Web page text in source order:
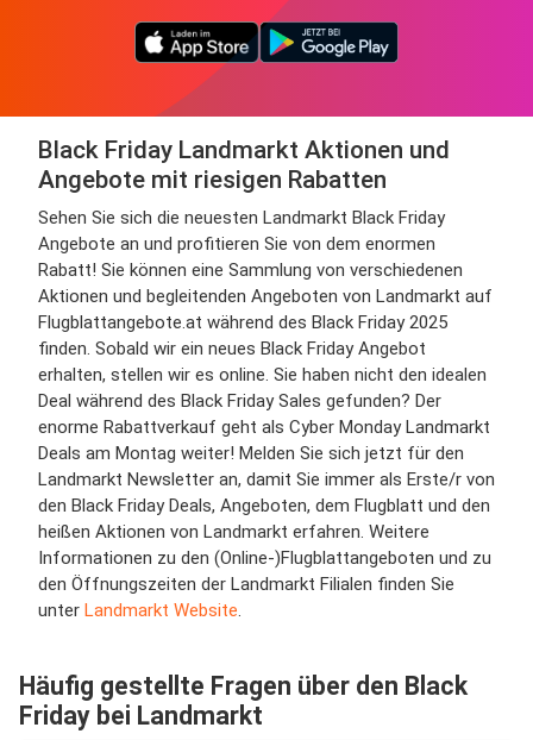
Black Friday Landmarkt Aktionen und
Angebote mit riesigen Rabatten
Sehen Sie sich die neuesten Landmarkt Black Friday
Angebote an und profitieren Sie von dem enormen
Rabatt! Sie können eine Sammlung von verschiedenen
Aktionen und begleitenden Angeboten von Landmarkt auf
Flugblattangebote.at während des Black Friday 2025
finden. Sobald wir ein neues Black Friday Angebot
erhalten, stellen wir es online. Sie haben nicht den idealen
Deal während des Black Friday Sales gefunden? Der
enorme Rabattverkauf geht als Cyber Monday Landmarkt
Deals am Montag weiter! Melden Sie sich jetzt für den
Landmarkt Newsletter an, damit Sie immer als Erste/r von
den Black Friday Deals, Angeboten, dem Flugblatt und den
heißen Aktionen von Landmarkt erfahren. Weitere
Informationen zu den (Online-)Flugblattangeboten und zu
den Öffnungszeiten der Landmarkt Filialen finden Sie
unter Landmarkt Website.
Häufig gestellte Fragen über den Black
Friday bei Landmarkt